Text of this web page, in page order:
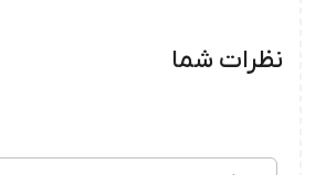
نظرات شما